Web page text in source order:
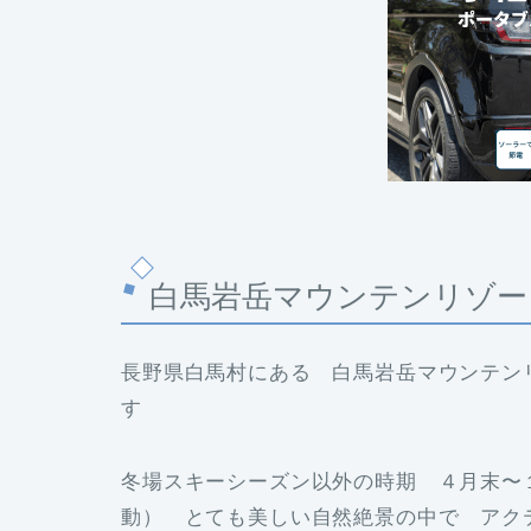
白馬岩岳マウンテンリゾ
長野県白馬村にある 白馬岩岳マウンテ
す
冬場スキーシーズン以外の時期 ４月末〜
動） とても美しい自然絶景の中で アク